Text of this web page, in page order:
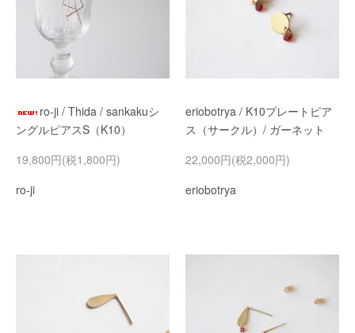
ro-ji / Thida / sankakuシ
ングルピアスS（K10）
19,800円(税1,800円)
ro-ji
eriobotrya / K10プレートピア
ス（サークル）/ ガーネット
22,000円(税2,000円)
eriobotrya